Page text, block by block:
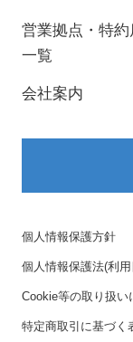
営業拠点・特約
一覧
会社案内
個人情報保護方針
個人情報保護法(利
Cookie等の取り扱い
特定商取引に基づく